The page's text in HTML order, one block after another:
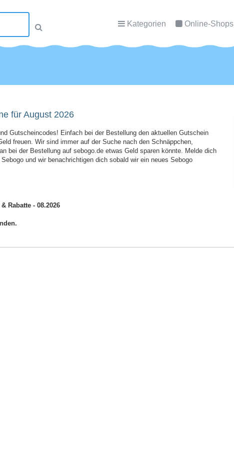
Kategorien Online-Shops
für August 2026
Gutscheincodes! Einfach bei der Bestellung den aktuellen Gutschein
freuen. Wir sind immer auf der Suche nach den Schnäppchen,
bei der Bestellung auf sebogo.de etwas Geld sparen könnte. Melde dich
und wir benachrichtigen dich sobald wir ein neues Sebogo
Rabatte - 08.2026